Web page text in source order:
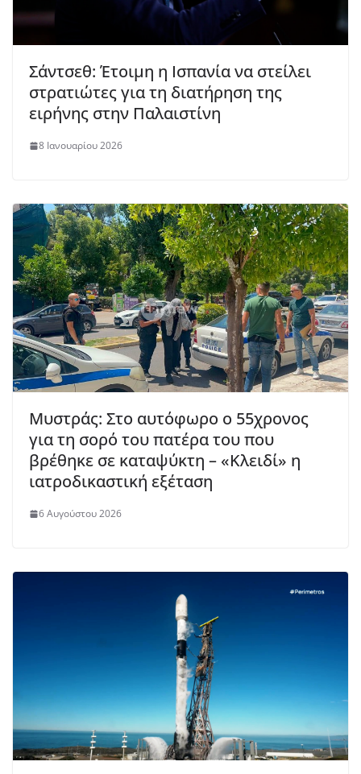
Σάντσεθ: Έτοιμη η Ισπανία να στείλει
στρατιώτες για τη διατήρηση της
ειρήνης στην Παλαιστίνη
8 Ιανουαρίου 2026
Μυστράς: Στο αυτόφωρο ο 55χρονος
για τη σορό του πατέρα του που
βρέθηκε σε καταψύκτη – «Κλειδί» η
ιατροδικαστική εξέταση
6 Αυγούστου 2026